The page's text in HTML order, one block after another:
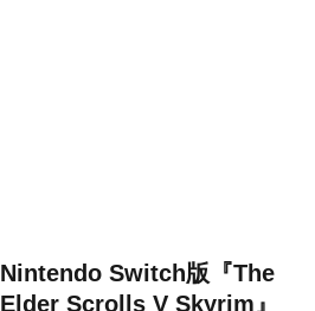
Nintendo Switch版『The
Elder Scrolls V Skyrim』